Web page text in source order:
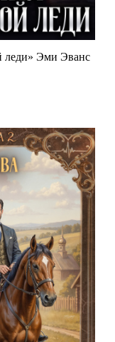
леди» Эми Эванс